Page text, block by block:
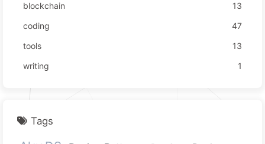
blockchain
13
coding
47
tools
13
writing
1
Tags